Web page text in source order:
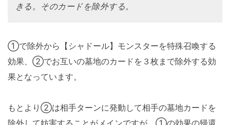
きる。そのカードを除外する。
①で除外から【シャドール】モンスターを特殊召喚する
効果、②でお互いの墓地のカードを３枚まで除外する効
果となっています。
もとより②は相手ターンに発動して相手の墓地カードを
除外して妨害することがメインですが、①の効果の帰還